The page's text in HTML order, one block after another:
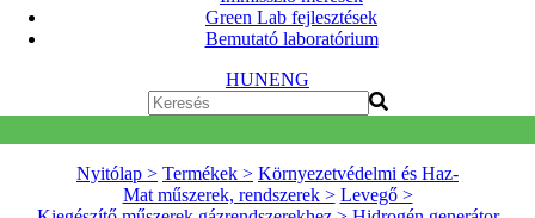
Green Lab fejlesztések
Bemutató laboratórium
HUNENG
Nyitólap > Termékek > Környezetvédelmi és Haz-
Mat műszerek, rendszerek > Levegő >